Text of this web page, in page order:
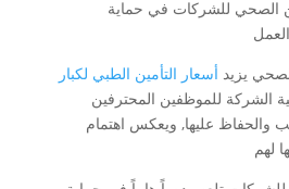
يزيد أسعار التأمين الطبي لكبار
الشركة للموظفين المحترفين
والحفاظ عليها, ويعكس اهتمام
لهم